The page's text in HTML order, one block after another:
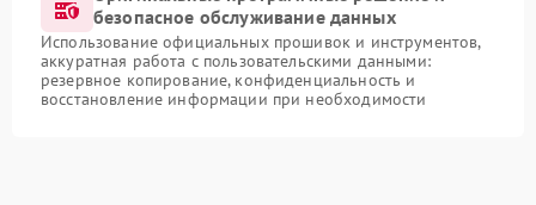
безопасное обслуживание данных
Использование официальных прошивок и инструментов,
аккуратная работа с пользовательскими данными:
резервное копирование, конфиденциальность и
восстановление информации при необходимости